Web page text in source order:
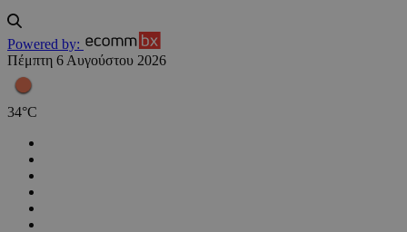
Powered by:
Πέμπτη 6 Αυγούστου 2026
34°C